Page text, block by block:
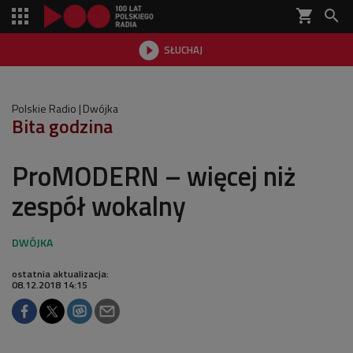
shopping_cart 
 SŁUCHAJ

Polskie Radio Dwójka
Bita godzina
ProMODERN – więcej niż
zespół wokalny
ostatnia aktualizacja:
08.12.2018 14:15